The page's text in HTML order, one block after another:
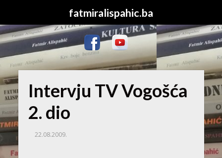
fatmiralispahic.ba
Intervju TV Vogošća
2. dio
22.08.2009.